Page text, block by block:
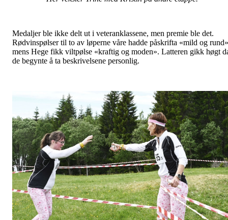
Medaljer ble ikke delt ut i veteranklassene, men premie ble det.
Rødvinspølser til to av løperne våre hadde påskrifta «mild og
mens Hege fikk viltpølse «kraftig og moden». Latteren gikk høgt
de begynte å ta beskrivelsene personlig.